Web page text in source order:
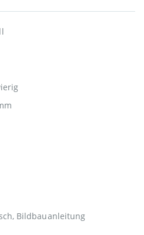
Bildbauanleitung